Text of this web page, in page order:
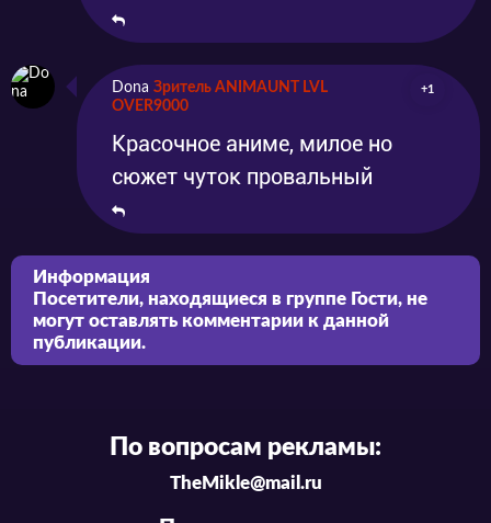
Dona Зритель ANIMAUNT LVL
OVER9000
+1
Красочное аниме, милое но
сюжет чуток провальный
Информация
Посетители, находящиеся в группе Гости, не
могут оставлять комментарии к данной
публикации.
По вопросам рекламы:
TheMikle@mail.ru